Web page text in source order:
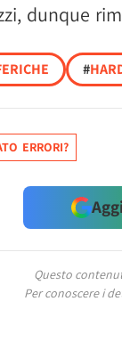
dunque
#
ERRORI?
Questo
Per conoscere i